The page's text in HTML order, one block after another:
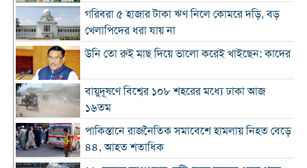
গরিবরা ৫ হাজার টাকা ঋণ নিলে কোমরে দড়ি, বড়
খেলাপিদের ধরা যায় না
উনি তো রুই মাছ দিয়ে ভালো করেই খাইছেন: কাদের
বায়ুদূষণে বিশ্বের ১০৮ শহরের মধ্যে ঢাকা আজ
১৬তম
পাকিস্তানে রাজনৈতিক সমাবেশে হামলায় নিহত বেড়ে
৪৪, আহত শতাধিক